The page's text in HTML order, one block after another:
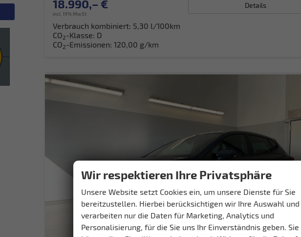
18.990,– €
incl. 19% MwSt.
Details
Verbrauch kombiniert: 5,30 l/100km
CO2-Klasse: D
CO2-Emissionen: 120,00 g/km
Wir respektieren Ihre Privatsphäre
Unsere Website setzt Cookies ein, um unsere Dienste für Sie
bereitzustellen. Hierbei berücksichtigen wir Ihre Auswahl und
verarbeiten nur die Daten für Marketing, Analytics und
Personalisierung, für die Sie uns Ihr Einverständnis geben. Sie